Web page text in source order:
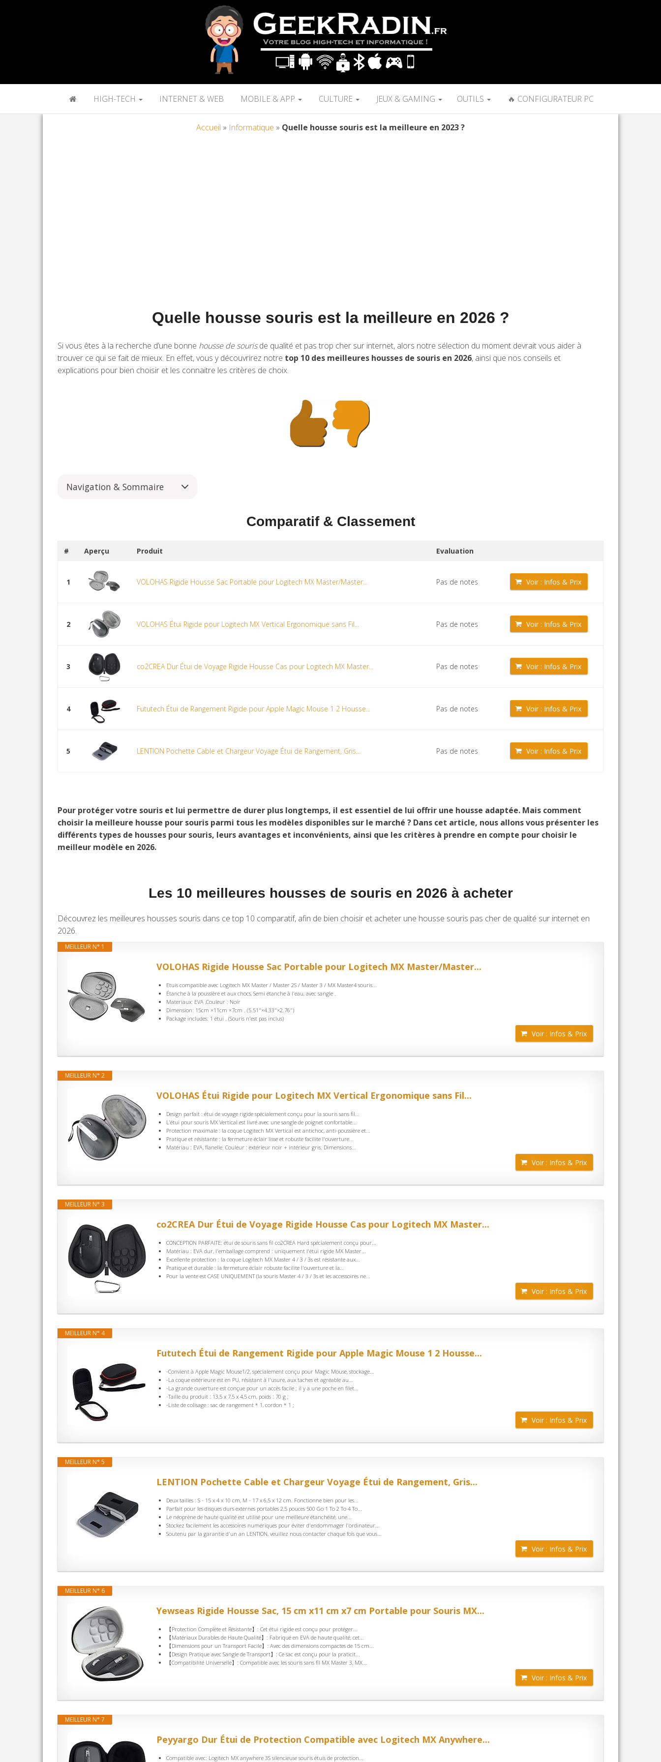
HIGH-TECH INTERNET & WEB MOBILE & APP CULTURE JEUX & GAMING OUTILS 🔥 CONFIGURATEUR PC
Accueil » Informatique » Quelle housse souris est la meilleure en 2023 ?
Quelle housse souris est la meilleure en 2026 ?
Si vous êtes à la recherche d’une bonne housse de sourisde qualité et pas trop cher sur internet, alors notre sélection du moment devrait vous aider à
trouver ce qui se fait de mieux. En effet, vous y découvrirez notre top 10 des meilleures housses de souris en 2026, ainsi que nos conseils et
explications pour bien choisir et les connaitre les critères de choix.
Navigation & Sommaire
Comparatif & Classement
# Aperçu Produit Evaluation
1 VOLOHAS Rigide Housse Sac Portable pour Logitech MX Master/Master... Pas de notes Voir : Infos & Prix
2 VOLOHAS Étui Rigide pour Logitech MX Vertical Ergonomique sans Fil... Pas de notes Voir : Infos & Prix
3 co2CREA Dur Étui de Voyage Rigide Housse Cas pour Logitech MX Master... Pas de notes Voir : Infos & Prix
4 Fututech Étui de Rangement Rigide pour Apple Magic Mouse 1 2 Housse... Pas de notes Voir : Infos & Prix
5 LENTION Pochette Cable et Chargeur Voyage Étui de Rangement, Gris... Pas de notes Voir : Infos & Prix
Pour protéger votre souris et lui permettre de durer plus longtemps, il est essentiel de lui offrir une housse adaptée. Mais comment
choisir la meilleure housse pour souris parmi tous les modèles disponibles sur le marché ? Dans cet article, nous allons vous présenter les
différents types de housses pour souris, leurs avantages et inconvénients, ainsi que les critères à prendre en compte pour choisir le
meilleur modèle en 2026.
Les 10 meilleures housses de souris en 2026 à acheter
Découvrez les meilleures housses souris dans ce top 10 comparatif, afin de bien choisir et acheter une housse souris pas cher de qualité sur internet en
2026.
MEILLEUR N° 1
VOLOHAS Rigide Housse Sac Portable pour Logitech MX Master/Master...
Etuis compatible avec Logitech MX Master / Master 2S / Master 3 / MX Master4 souris...
Étanche à la poussière et aux chocs, Semi étanche à l'eau, avec sangle .
Materiaux: EVA ,Couleur : Noir
Dimension: 15cm ×11cm ×7cm . (5.51"×4.33"×2.76")
Package includes: 1 étui . (Souris n'est pas inclus)
Voir : Infos & Prix
MEILLEUR N° 2
VOLOHAS Étui Rigide pour Logitech MX Vertical Ergonomique sans Fil...
Design parfait : étui de voyage rigide spécialement conçu pour la souris sans fil...
L’étui pour souris MX Vertical est livré avec une sangle de poignet confortable...
Protection maximale : la coque Logitech MX Vertical est antichoc, anti-poussière et...
Pratique et résistante : la fermeture éclair lisse et robuste facilite l'ouverture...
Matériau : EVA, flanelle. Couleur : extérieur noir + intérieur gris. Dimensions...
Voir : Infos & Prix
MEILLEUR N° 3
co2CREA Dur Étui de Voyage Rigide Housse Cas pour Logitech MX Master...
CONCEPTION PARFAITE: étui de souris sans fil co2CREA Hard spécialement conçu pour...
Matériau : EVA dur, l'emballage comprend : uniquement l'étui rigide MX Master...
Excellente protection : la coque Logitech MX Master 4 / 3 / 3s est résistante aux...
Pratique et durable : la fermeture éclair robuste facilite l'ouverture et la...
Pour la vente est CASE UNIQUEMENT (la souris Master 4 / 3 / 3s et les accessoires ne...
Voir : Infos & Prix
MEILLEUR N° 4
Fututech Étui de Rangement Rigide pour Apple Magic Mouse 1 2 Housse...
-Convient à Apple Magic Mouse1/2, spécialement conçu pour Magic Mouse, stockage...
-La coque extérieure est en PU, résistant à l'usure, aux taches et agréable au...
-La grande ouverture est conçue pour un accès facile ; il y a une poche en filet...
-Taille du produit : 13,5 x 7,5 x 4,5 cm, poids : 70 g ;
-Liste de colisage : sac de rangement * 1, cordon * 1 ;
Voir : Infos & Prix
MEILLEUR N° 5
LENTION Pochette Cable et Chargeur Voyage Étui de Rangement, Gris...
Deux tailles : S - 15 x 4 x 10 cm, M - 17 x 6,5 x 12 cm. Fonctionne bien pour les...
Parfait pour les disques durs externes portables 2,5 pouces 500 Go 1 To 2 To 4 To...
Le néoprène de haute qualité est utilisé pour une meilleure étanchéité, une...
Stockez facilement les accessoires numériques pour éviter d'endommager l'ordinateur...
Soutenu par la garantie d'un an LENTION, veuillez nous contacter chaque fois que vous...
Voir : Infos & Prix
MEILLEUR N° 6
Yewseas Rigide Housse Sac, 15 cm x11 cm x7 cm Portable pour Souris MX...
【Protection Complète et Résistante】: Cet étui rigide est conçu pour protéger...
【Matériaux Durables de Haute Qualité】: Fabriqué en EVA de haute qualité, cet...
【Dimensions pour un Transport Facile】: Avec des dimensions compactes de 15 cm...
【Design Pratique avec Sangle de Transport】: Ce sac est conçu pour la praticit...
【Compatibilité Universelle】: Compatible avec les souris sans fil MX Master 3, MX...
Voir : Infos & Prix
MEILLEUR N° 7
Peyyargo Dur Étui de Protection Compatible avec Logitech MX Anywhere...
Compatible avec: Logitech MX anywhere 3S silencieuse souris étuis de protection...